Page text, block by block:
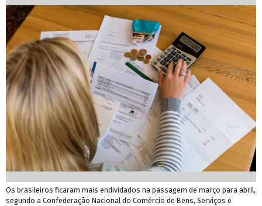
Os brasileiros ficaram mais endividados na passagem de março para abril,
segundo a Confederação Nacional do Comércio de Bens, Serviços e